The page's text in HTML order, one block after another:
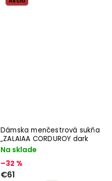
Dámska menčestrová sukňa
„ZALAIAA CORDUROY dark
steel"
Na sklade
–32 %
€61